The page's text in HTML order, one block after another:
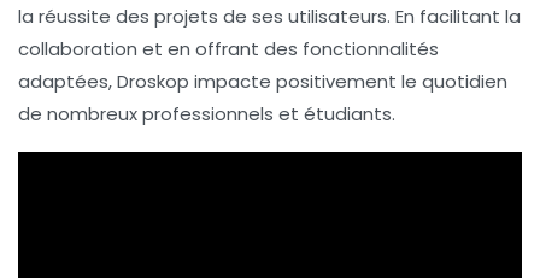
la réussite des projets de ses utilisateurs. En facilitant la
collaboration et en offrant des fonctionnalités
adaptées, Droskop impacte positivement le quotidien
de nombreux professionnels et étudiants.